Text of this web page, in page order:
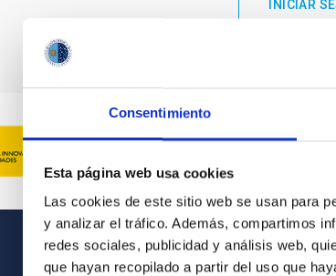
Consentimiento
Esta página web usa cookies
Las cookies de este sitio web se usan para
y analizar el tráfico. Además, compartimos
redes sociales, publicidad y análisis web,
que hayan recopilado a partir del uso que
INFORMACIÓN INSTITUCIONAL